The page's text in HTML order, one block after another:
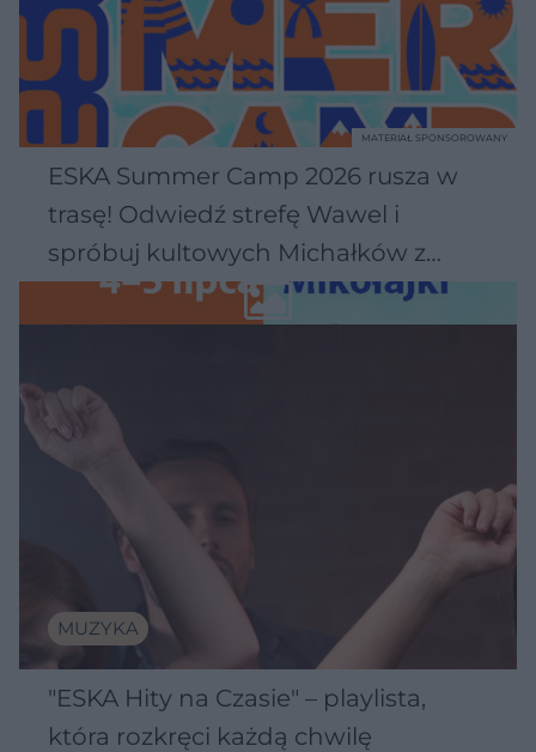
ESKA Summer Camp 2026 rusza w
trasę! Odwiedź strefę Wawel i
spróbuj kultowych Michałków z
Wawelu
MATERIAŁ SPONSOROWANY
MUZYKA
"ESKA Hity na Czasie" – playlista,
która rozkręci każdą chwilę